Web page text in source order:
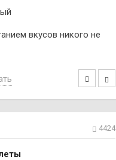
вкусов никого не
4424